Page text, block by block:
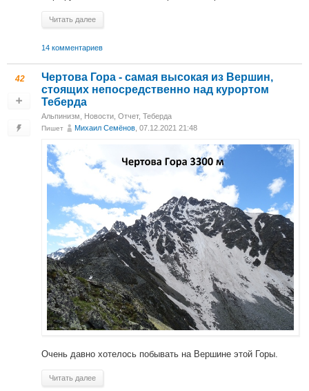
Читать далее
14 комментариев
42
Чертова Гора - самая высокая из Вершин,
стоящих непосредственно над курортом
Теберда
Альпинизм Новости Отчет, Теберда
Пишет Михаил Cемёнов , 07.12.2021 21:48
Очень давно хотелось побывать на Вершине этой Горы.
Читать далее